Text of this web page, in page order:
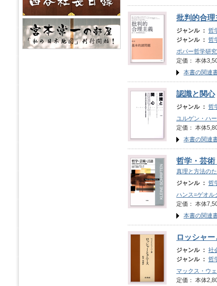
批判的合
ジャンル ： 哲
ジャンル ： 哲
ポパー哲学研
定価： 本体
本書の関連
認識と関心
ジャンル ： 哲
ユルゲン・ハ
定価： 本体
本書の関連
哲学・芸術
真理と方法の
ジャンル ： 哲
ハンス=ゲオル
定価： 本体
本書の関連
ロッシャ
ジャンル ： 社
ジャンル ： 哲
マックス・ウ
定価： 本体